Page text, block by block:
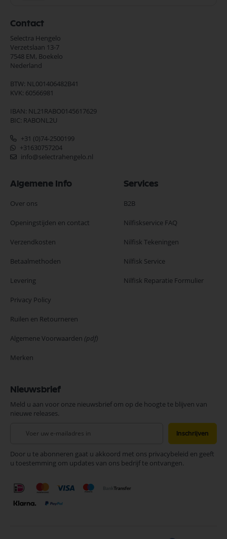
Contact
Selectra Hengelo
Verzetslaan 13-7
7548 EM, Boekelo
Nederland
BTW: NL001406482B41
KVK: 60566981
IBAN: NL21RABO0145617629
BIC: RABONL2U
+31 (0)74-2500199
+31630757204
info@selectrahengelo.nl
Algemene Info
Over ons
Openingstijden en contact
Verzendkosten
Betaalmethoden
Levering
Privacy Policy
Ruilen en Retourneren
Algemene Voorwaarden (pdf)
Merken
Services
B2B
Nilfiskservice FAQ
Nilfisk Tekeningen
Nilfisk Service
Nilfisk Reparatie Formulier
Nieuwsbrief
Meld u aan voor onze nieuwsbrief om op de hoogte te blijven van
nieuwe releases.
onze
nieuwsbrief
Inschrijven
Door u te abonneren gaat u akkoord met ons privacybeleid en geeft
u toestemming om updates van ons bedrijf te ontvangen.